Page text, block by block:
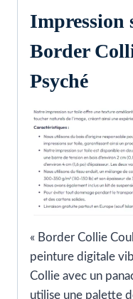
Impression
Border
Psyché
« Border Collie
peinture digitale
Collie avec un
utilise une palette